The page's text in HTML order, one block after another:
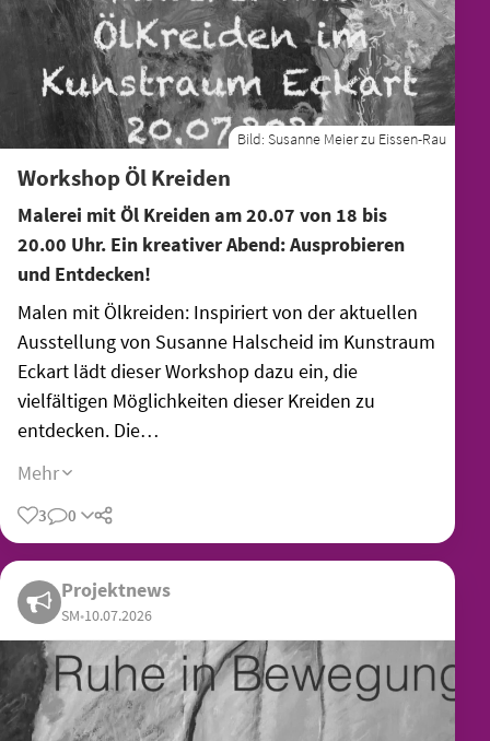
Bild: Susanne Meier zu Eissen-Rau
Workshop Öl Kreiden
Malerei mit Öl Kreiden am 20.07 von 18 bis
20.00 Uhr. Ein kreativer Abend: Ausprobieren
und Entdecken!
Malen mit Ölkreiden: Inspiriert von der aktuellen
Ausstellung von Susanne Halscheid im Kunstraum
Eckart lädt dieser Workshop dazu ein, die
vielfältigen Möglichkeiten dieser Kreiden zu
entdecken. Die…
Mehr
3 0 Teilen
Projektnews
SM•10.07.2026